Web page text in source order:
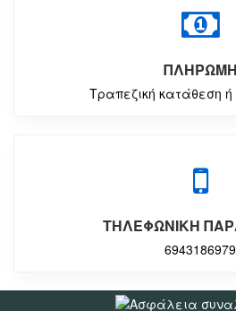
ΠΛΗΡΩΜΗ
Τραπεζική κατάθεση
ΤΗΛΕΦΩΝΙΚΗ
6943186979